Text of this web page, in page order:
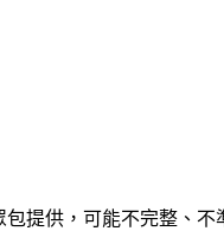
提供，可能不完整、